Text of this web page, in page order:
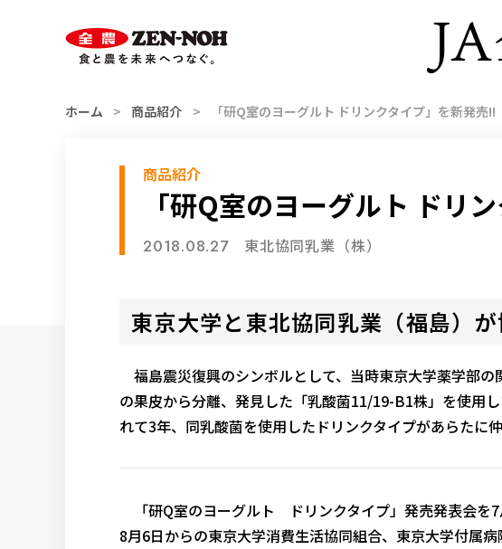
スマホ用
ハンバーガー
メニュー
ホーム 商品紹介 「研Q室のヨーグルト ドリンクタイプ」を新発売!!
商品紹介
「研Q室のヨーグルト ドリ
2018.08.27 東北協同乳業（株）
東京大学と東北協同乳業（福島）
福島震災復興のシンボルとして、当時東京大学薬学部
の果皮から分離、発見した「乳酸菌11/19-B1株」を使用
れて3年、同乳酸菌を使用したドリンクタイプがあらたに
「研Q室のヨーグルト ドリンクタイプ」発売発表会を
8月6日からの東京大学消費生活協同組合、東京大学付属